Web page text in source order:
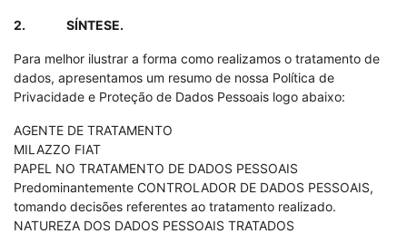
2. SÍNTESE.
Para melhor ilustrar a forma como realizamos o tratamento de
dados, apresentamos um resumo de nossa Política de
Privacidade e Proteção de Dados Pessoais logo abaixo:
AGENTE DE TRATAMENTO
MILAZZO FIAT
PAPEL NO TRATAMENTO DE DADOS PESSOAIS
Predominantemente CONTROLADOR DE DADOS PESSOAIS,
tomando decisões referentes ao tratamento realizado.
NATUREZA DOS DADOS PESSOAIS TRATADOS